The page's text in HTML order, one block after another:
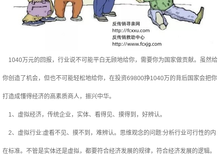
1040万元的回报，行业说不可能平白无顾地给你，需要你为国家做贡献。虽然给
你创造了机会，但也不可能轻松地给你，在投资69800挣1040万的背后国家会把你
打造成懂得经济的高素质商人，振兴中华。
1、虚拟经济，传统企业，实体、看得见、摸得到，好辨认。
2、虚拟行业:虚看不见、摸不到，难辨认。思维观念的问题:分析行业可行性的内
在标准。不管是实体还是虚拟，都要符合经济发展的规律，符合经济发展的逻辑。